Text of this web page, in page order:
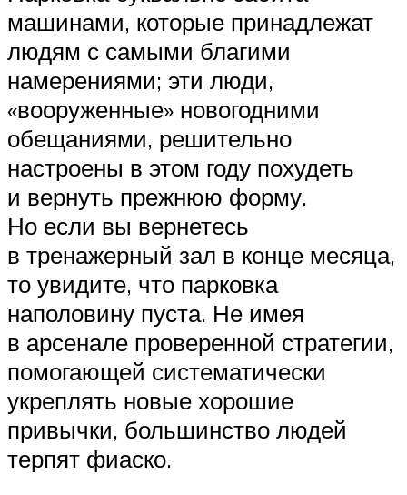
машинами, которые принадлежат
людям с самыми благими
намерениями; эти люди,
«вооруженные» новогодними
обещаниями, решительно
настроены в этом году похудеть
и вернуть прежнюю форму.
Но если вы вернетесь
в тренажерный зал в конце месяца,
то увидите, что парковка
наполовину пуста. Не имея
в арсенале проверенной стратегии,
помогающей систематически
укреплять новые хорошие
привычки, большинство людей
терпят фиаско.